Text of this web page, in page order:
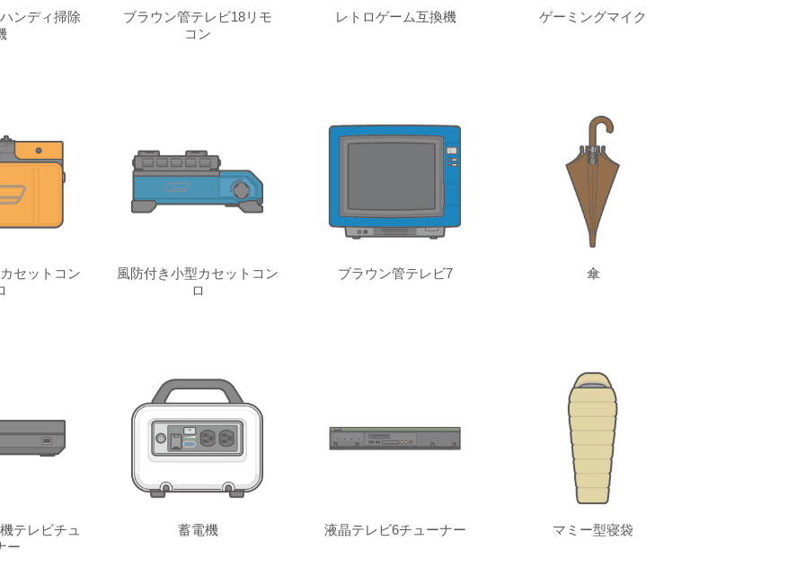
ンディ掃除
ブラウン管テレビ18リモ
コン
レトロゲーム互換機 ゲーミングマイク
セットコン
風防付き小型カセットコン
ロ
ブラウン管テレビ7 傘
テレビチュ
ー
蓄電機 液晶テレビ6チューナー マミー型寝袋